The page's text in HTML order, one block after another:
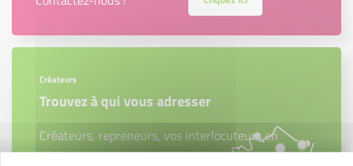
Créateurs
Trouvez à qui vous adresser
Créateurs, repreneurs, vos interlocuteurs en
région.